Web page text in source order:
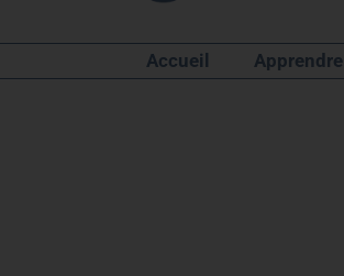
Accueil Apprendre